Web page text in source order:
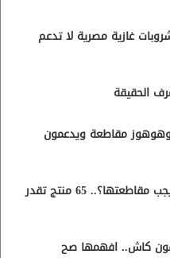
غازية مصرية لا تدعم
الحقيقة
وهوهوز مقاطعة ويدعمون
ما هي المنتجات الإسرائيلية التي يجب مقاطعتها؟.. 65 منتج تقدر
كاش.. افهمها صح